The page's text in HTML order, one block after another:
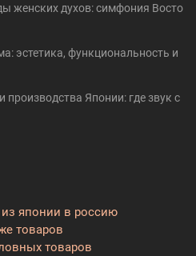
женских духов: симфония Восто
эстетика, функциональность и
производства Японии: где звук с
японии в россию
товаров
товаров